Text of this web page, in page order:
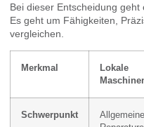
Bei dieser Entscheidung
Es geht um Fähigkeiten,
vergleichen.
Merkmal
Lokale
Schwerpunkt
Allgemeine